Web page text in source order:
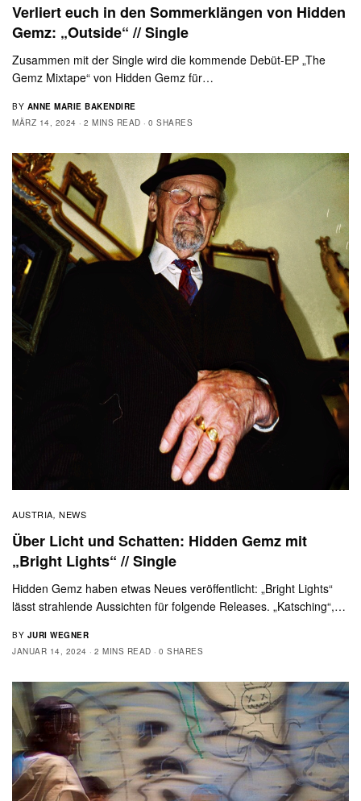
Verliert euch in den Sommerklängen von Hidden
Gemz: „Outside“ // Single
Zusammen mit der Single wird die kommende Debüt-EP „The
Gemz Mixtape“ von Hidden Gemz für…
BY ANNE MARIE BAKENDIRE
MÄRZ 14, 2024
2 MINS READ 0 SHARES
AUSTRIA, NEWS
Über Licht und Schatten: Hidden Gemz mit
„Bright Lights“ // Single
Hidden Gemz haben etwas Neues veröffentlicht: „Bright Lights“
lässt strahlende Aussichten für folgende Releases. „Katsching“,…
BY JURI WEGNER
JANUAR 14, 2024
2 MINS READ 0 SHARES